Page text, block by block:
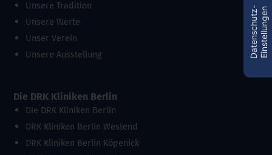
Unsere Tradition
Unsere Werte
Unser Verein
Unsere Ausstellung
Die DRK Kliniken Berlin
Die DRK Kliniken Berlin
DRK Kliniken Berlin Westend
DRK Kliniken Berlin Köpenick
D
a
t
e
n
s
c
h
u
t
z
-
E
i
n
s
t
e
l
l
u
n
g
en